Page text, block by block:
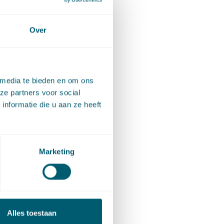
Over
te bieden en om ons
partners voor social
die u aan ze heeft
Marketing
Alles toestaan
de